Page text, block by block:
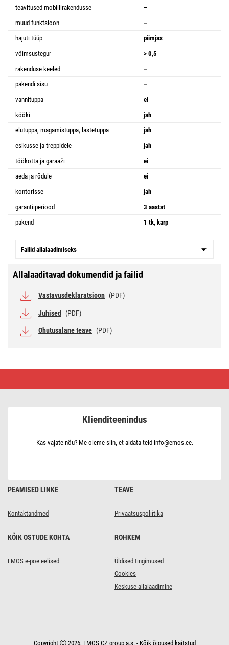
teavitused mobiilirakendusse
–
muud funktsioon
–
hajuti tüüp
piimjas
võimsustegur
> 0,5
rakenduse keeled
–
pakendi sisu
–
vannituppa
ei
kööki
jah
elutuppa, magamistuppa, lastetuppa
jah
esikusse ja treppidele
jah
töökotta ja garaaži
ei
aeda ja rõdule
ei
kontorisse
jah
garantiiperiood
3 aastat
pakend
1 tk, karp
Failid allalaadimiseks
Allalaaditavad dokumendid ja failid
Vastavusdeklaratsioon (PDF)
Juhised (PDF)
Ohutusalane teave (PDF)
PEAMISED LINKE
Kontaktandmed
TEAVE
Privaatsuspoliitika
KÕIK OSTUDE KOHTA
EMOS e-poe eelised
ROHKEM
Üldised tingimused
Cookies
Keskuse allalaadimine
Klienditeenindus
Kas vajate nõu? Me oleme siin, et aidata teid info@emos.ee.
Copyright Ⓒ 2026, EMOS CZ group a.s. - Kõik õigused kaitstud